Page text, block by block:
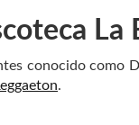
La
conocido como
.